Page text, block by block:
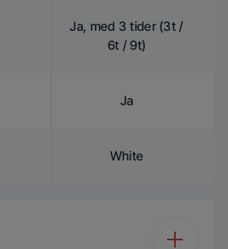
Ja, med 3 tider (3t /
6t / 9t)
Ja
White